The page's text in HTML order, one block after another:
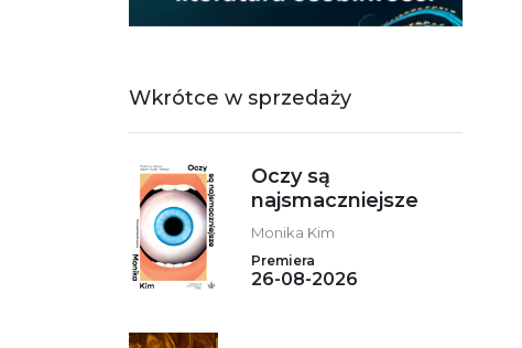
Wkrótce w sprzedaży
Oczy są
najsmaczniejsze
Monika Kim
Premiera
26-08-2026